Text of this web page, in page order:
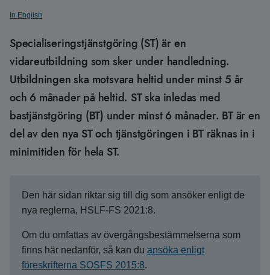
In English
Specialiseringstjänstgöring (ST) är en
vidareutbildning som sker under handledning.
Utbildningen ska motsvara heltid under minst 5 år
och 6 månader på heltid. ST ska inledas med
bastjänstgöring (BT) under minst 6 månader. BT är en
del av den nya ST och tjänstgöringen i BT räknas in i
minimitiden för hela ST.
Den här sidan riktar sig till dig som ansöker enligt de
nya reglerna, HSLF-FS 2021:8.
Om du omfattas av övergångsbestämmelserna som
finns här nedanför, så kan du ansöka enligt
föreskrifterna SOSFS 2015:8.